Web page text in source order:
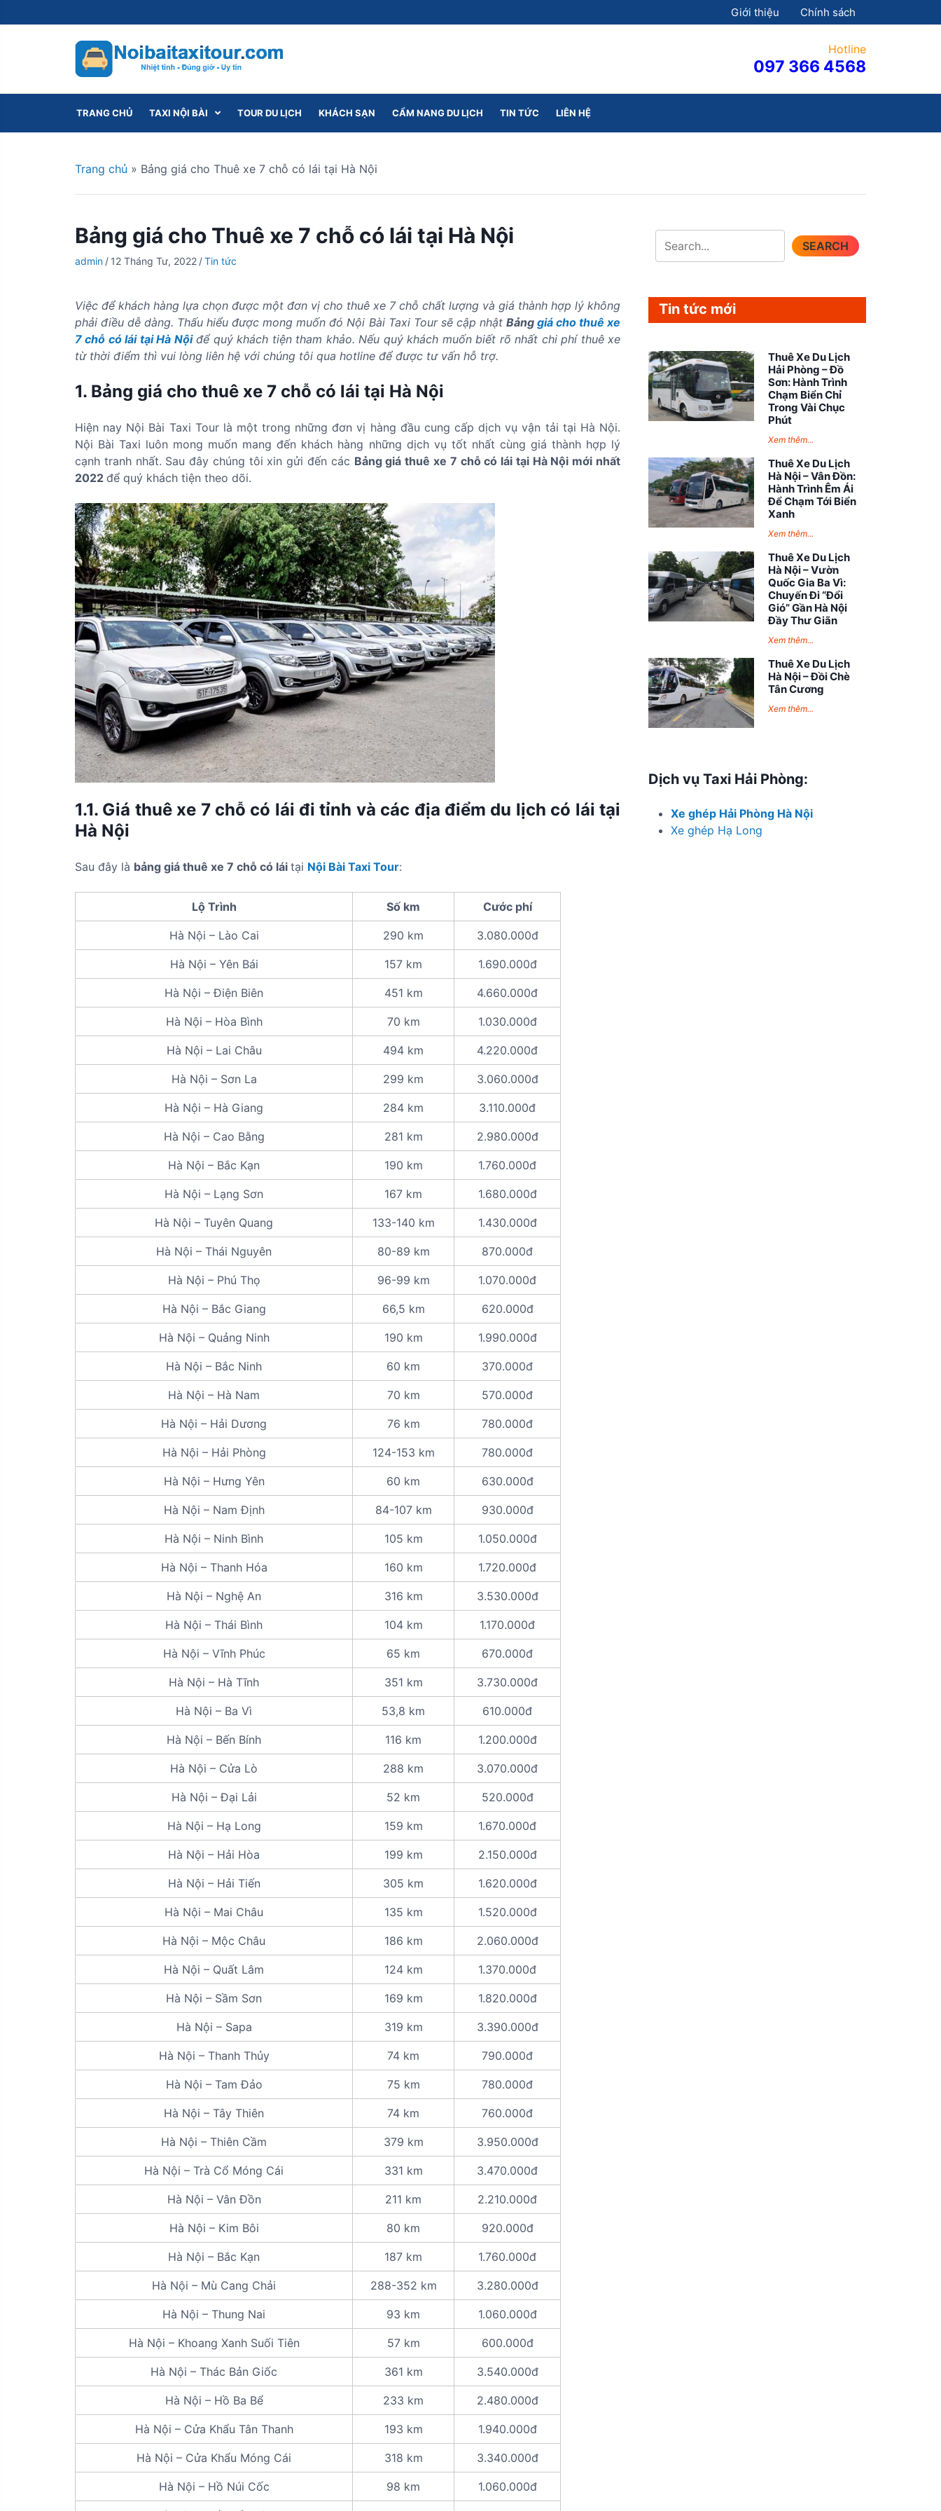
k
o
Giới thiệu Chính sách
Hotline
097 366 4568
TRANG CHỦ TAXI NỘI BÀI TOUR DU LỊCH KHÁCH SẠN CẨM NANG DU LỊCH TIN TỨC LIÊN HỆ
Trang chủ » Bảng giá cho Thuê xe 7 chỗ có lái tại Hà Nội
Bảng giá cho Thuê xe 7 chỗ có lái tại Hà Nội
admin / 12 Tháng Tư, 2022 /Tin tức
Việc để khách hàng lựa chọn được một đơn vị cho thuê xe 7 chỗ chất lượng và giá thành hợp lý không
phải điều dễ dàng. Thấu hiểu được mong muốn đó Nội Bài Taxi Tour sẽ cập nhật Bảng giá cho thuê xe
7 chỗ có lái tại Hà Nộiđể quý khách tiện tham khảo. Nếu quý khách muốn biết rõ nhất chi phí thuê xe
từ thời điểm thì vui lòng liên hệ với chúng tôi qua hotline để được tư vấn hỗ trợ.
1. Bảng giá cho thuê xe 7 chỗ có lái tại Hà Nội
Hiện nay Nội Bài Taxi Tour là một trong những đơn vị hàng đầu cung cấp dịch vụ vận tải tại Hà Nội.
Nội Bài Taxi luôn mong muốn mang đến khách hàng những dịch vụ tốt nhất cùng giá thành hợp lý
cạnh tranh nhất. Sau đây chúng tôi xin gửi đến các Bảng giá thuê xe 7 chỗ có lái tại Hà Nội mới nhất
2022 để quý khách tiện theo dõi.
1.1. Giá thuê xe 7 chỗ có lái đi tỉnh và các địa điểm du lịch có lái tại
Hà Nội
Sau đây là bảng giá thuê xe 7 chỗ có lái tại Nội Bài Taxi Tour:
Lộ Trình Số km Cước phí
Hà Nội – Lào Cai 290 km 3.080.000đ
Hà Nội – Yên Bái 157 km 1.690.000đ
Hà Nội – Điện Biên 451 km 4.660.000đ
Hà Nội – Hòa Bình 70 km 1.030.000đ
Hà Nội – Lai Châu 494 km 4.220.000đ
Hà Nội – Sơn La 299 km 3.060.000đ
Hà Nội – Hà Giang 284 km 3.110.000đ
Hà Nội – Cao Bằng 281 km 2.980.000đ
Hà Nội – Bắc Kạn 190 km 1.760.000đ
Hà Nội – Lạng Sơn 167 km 1.680.000đ
Hà Nội – Tuyên Quang 133-140 km 1.430.000đ
Hà Nội – Thái Nguyên 80-89 km 870.000đ
Hà Nội – Phú Thọ 96-99 km 1.070.000đ
Hà Nội – Bắc Giang 66,5 km 620.000đ
Hà Nội – Quảng Ninh 190 km 1.990.000đ
Hà Nội – Bắc Ninh 60 km 370.000đ
Hà Nội – Hà Nam 70 km 570.000đ
Hà Nội – Hải Dương 76 km 780.000đ
Hà Nội – Hải Phòng 124-153 km 780.000đ
Hà Nội – Hưng Yên 60 km 630.000đ
Hà Nội – Nam Định 84-107 km 930.000đ
Hà Nội – Ninh Bình 105 km 1.050.000đ
Hà Nội – Thanh Hóa 160 km 1.720.000đ
Hà Nội – Nghệ An 316 km 3.530.000đ
Hà Nội – Thái Bình 104 km 1.170.000đ
Hà Nội – Vĩnh Phúc 65 km 670.000đ
Hà Nội – Hà Tĩnh 351 km 3.730.000đ
Hà Nội – Ba Vì 53,8 km 610.000đ
Hà Nội – Bến Bính 116 km 1.200.000đ
Hà Nội – Cửa Lò 288 km 3.070.000đ
Hà Nội – Đại Lải 52 km 520.000đ
Hà Nội – Hạ Long 159 km 1.670.000đ
Hà Nội – Hải Hòa 199 km 2.150.000đ
Hà Nội – Hải Tiến 305 km 1.620.000đ
Hà Nội – Mai Châu 135 km 1.520.000đ
Hà Nội – Mộc Châu 186 km 2.060.000đ
Hà Nội – Quất Lâm 124 km 1.370.000đ
Hà Nội – Sầm Sơn 169 km 1.820.000đ
Hà Nội – Sapa 319 km 3.390.000đ
Hà Nội – Thanh Thủy 74 km 790.000đ
Hà Nội – Tam Đảo 75 km 780.000đ
Hà Nội – Tây Thiên 74 km 760.000đ
Hà Nội – Thiên Cầm 379 km 3.950.000đ
Hà Nội – Trà Cổ Móng Cái 331 km 3.470.000đ
Hà Nội – Vân Đồn 211 km 2.210.000đ
Hà Nội – Kim Bôi 80 km 920.000đ
Hà Nội – Bắc Kạn 187 km 1.760.000đ
Hà Nội – Mù Cang Chải 288-352 km 3.280.000đ
Hà Nội – Thung Nai 93 km 1.060.000đ
Hà Nội – Khoang Xanh Suối Tiên 57 km 600.000đ
Hà Nội – Thác Bản Giốc 361 km 3.540.000đ
Hà Nội – Hồ Ba Bể 233 km 2.480.000đ
Hà Nội – Cửa Khẩu Tân Thanh 193 km 1.940.000đ
Hà Nội – Cửa Khẩu Móng Cái 318 km 3.340.000đ
Hà Nội – Hồ Núi Cốc 98 km 1.060.000đ
SEARCH
Tin tức mới
Thuê Xe Du Lịch
Hải Phòng – Đồ
Sơn: Hành Trình
Chạm Biển Chỉ
Trong Vài Chục
Phút
Xem thêm...
Thuê Xe Du Lịch
Hà Nội – Vân Đồn:
Hành Trình Êm Ái
Để Chạm Tới Biển
Xanh
Xem thêm...
Thuê Xe Du Lịch
Hà Nội – Vườn
Quốc Gia Ba Vì:
Chuyến Đi “Đổi
Gió” Gần Hà Nội
Đầy Thư Giãn
Xem thêm...
Thuê Xe Du Lịch
Hà Nội – Đồi Chè
Tân Cương
Xem thêm...
Dịch vụ Taxi Hải Phòng:
Xe ghép Hải Phòng Hà Nội
Xe ghép Hạ Long